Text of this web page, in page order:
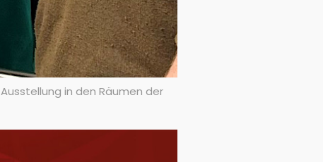
in den Räumen der